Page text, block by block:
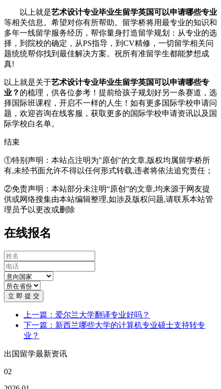
以上就是艺术设计专业毕业生留学英国可以申请哪些专业
等相关信息。希望对你有所帮助。留学桥将用最专业的知识和
多年一线留学服务经历，帮你量身打造留学规划：从专业的选
择，到院校的确定，从PS指导，到CV精修，一切留学相关问
题统统帮你找到最佳解决方案。祝所有准留学生都能梦想成
真!
以上就是关于艺术设计专业毕业生留学英国可以申请哪些专
业？ 的梳理，供各位参考！提前给孩子规划好另一条赛道，选
择国际班课程，开启不一样的人生！如有更多国际学校申请问
题，欢迎咨询在线客服 ，获取更多的国际学校申请资讯以及国
际学校白名单。
结束
①特别声明：本站点注明为"原创"的文章,版权均属留学桥所
有,未经书面允许不得以任何形式转载,违者将依法追究责任；
②免责声明：本站部分未注明“原创”的文章,均来源于网友提
供或网络搜集由本站编辑整理,如涉及版权问题,请联系本站管
理员予以更改或删除
在线报名
立 即 提 交
上一篇：爱尔兰大学翻译专业好吗？
下一篇：新西兰哪些大学的计算机专业硕士支持转专
业？
出国留学最新资讯
02